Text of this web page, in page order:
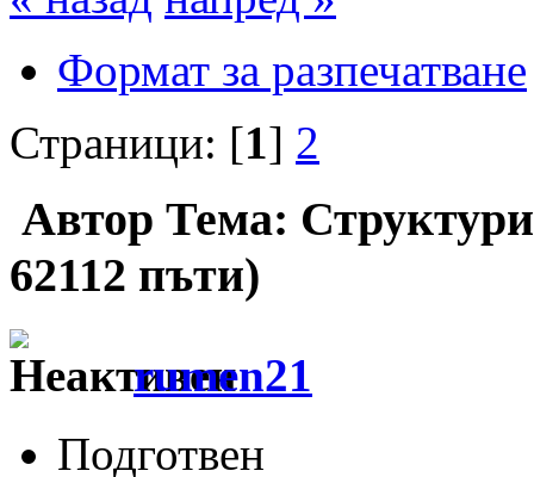
Формат за разпечатване
Страници: [1] 2
Автор Тема:
62112 пъти)
rumen21
Подготвен